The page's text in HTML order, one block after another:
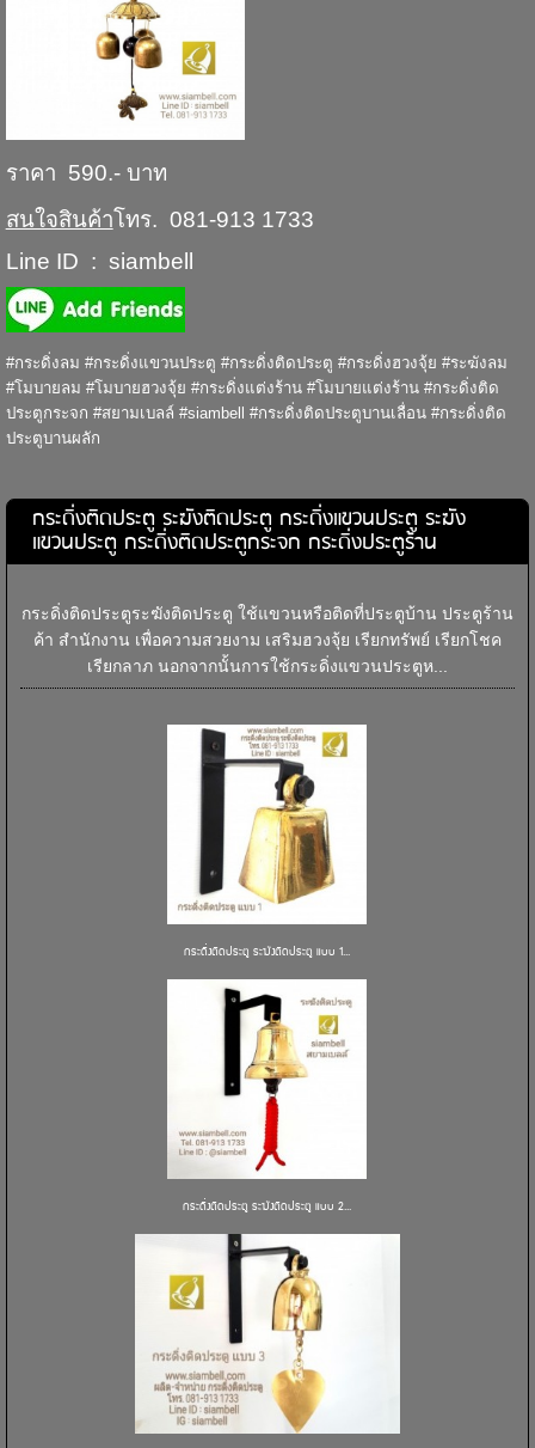
ราคา 590.- บาท
สนใจสินค้าโทร. 081-913 1733
Line ID : siambell
#กระดิ่งลม #กระดิ่งแขวนประตู #กระดิ่งติดประตู #กระดิ่งฮวงจุ้ย #ระฆังลม
#โมบายลม #โมบายฮวงจุ้ย #กระดิ่งแต่งร้าน #โมบายแต่งร้าน #กระดิ่งติด
ประตูกระจก #สยามเบลล์ #siambell #กระดิ่งติดประตูบานเลื่อน #กระดิ่งติด
ประตูบานผลัก
กระดิ่งติดประตู ระฆังติดประตู กระดิ่งแขวนประตู ระฆัง
แขวนประตู กระดิ่งติดประตูกระจก กระดิ่งประตูร้าน
กระดิ่งติดประตูระฆังติดประตู ใช้แขวนหรือติดที่ประตูบ้าน ประตูร้าน
ค้า สำนักงาน เพื่อความสวยงาม เสริมฮวงจุ้ย เรียกทรัพย์ เรียกโชค
เรียกลาภ นอกจากนั้นการใช้กระดิ่งแขวนประตูห...
กระดิ่งติดประตู ระฆังติดประตู แบบ 1...
กระดิ่งติดประตู ระฆังติดประตู แบบ 2...